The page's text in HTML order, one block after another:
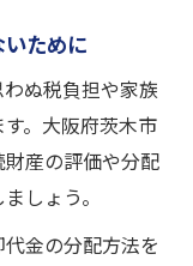
ために
ぬ税負担や家族
。大阪府茨木市
産の評価や分配
しょう。
金の分配方法を